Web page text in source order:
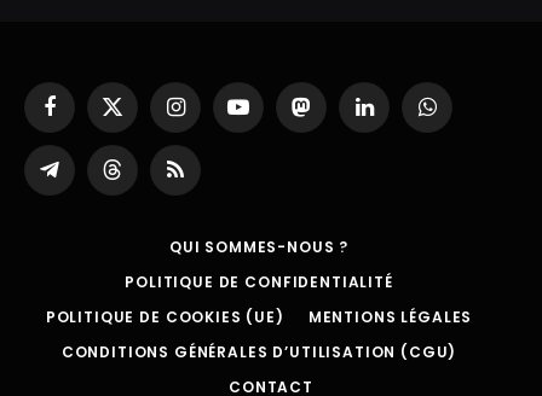
Facebook
X
(Twitter)
InstagramYouTubeMastodonLinkedInWhatsApp
Partager
sur
ThreadsRSS
QUI SOMMES-NOUS ?
POLITIQUE DE CONFIDENTIALITÉ
POLITIQUE DE COOKIES (UE)
MENTIONS LÉGALES
CONDITIONS GÉNÉRALES D’UTILISATION (CGU)
CONTACT